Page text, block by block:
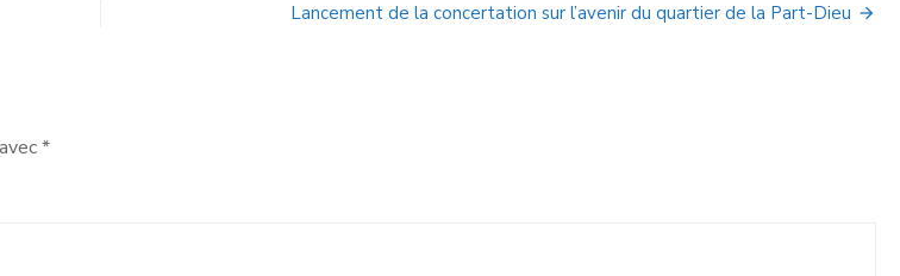
Lancement de la concertation sur l’avenir du quartier de la Part-Dieu
*